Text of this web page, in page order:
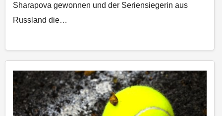
Sharapova gewonnen und der Seriensiegerin aus
Russland die…